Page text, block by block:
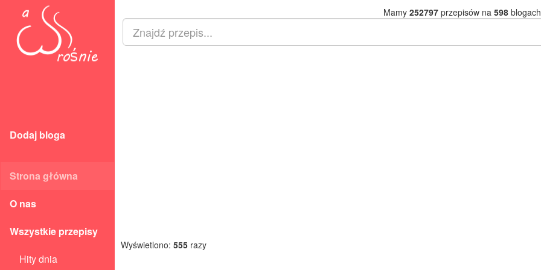
Dodaj bloga
Strona główna
O nas
Wszystkie przepisy
Hity dnia
Mamy 252797przepisów na 598
Wyświetlono: 555 razy